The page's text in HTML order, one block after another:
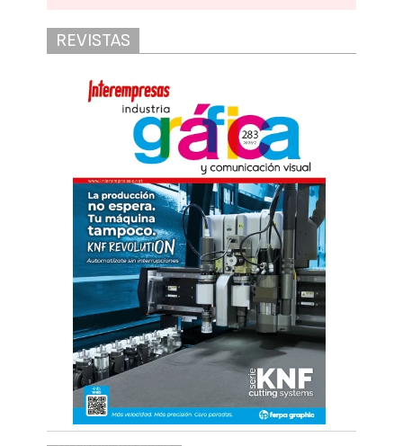
REVISTAS